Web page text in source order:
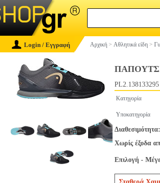
Login / Εγγραφή Αρχική > Αθλητικά είδη >
ΠΑΠΟΥΤΣΙ
PL2.138133295
Κατηγορία
Υποκατηγορία
Χωρίς έξοδα
Επιλογή -